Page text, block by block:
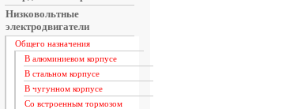
Низковольтные
электродвигатели
Общего назначения
В алюминиевом корпусе
В стальном корпусе
В чугунном корпусе
Со встроенным тормозом